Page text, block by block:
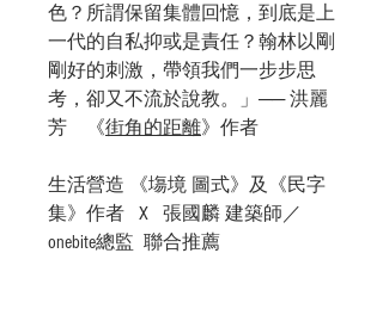
色？所謂保留集體回憶，到底是上
一代的自私抑或是責任？翰林以剛
剛好的刺激，帶領我們一步步思
考，卻又不流於說教。」── 洪麗
芳 《街角的距離》作者
生活營造
《塲境 圖式》及《民字
集》作者 X 張國麟 建築師／
onebite總監 聯合推薦